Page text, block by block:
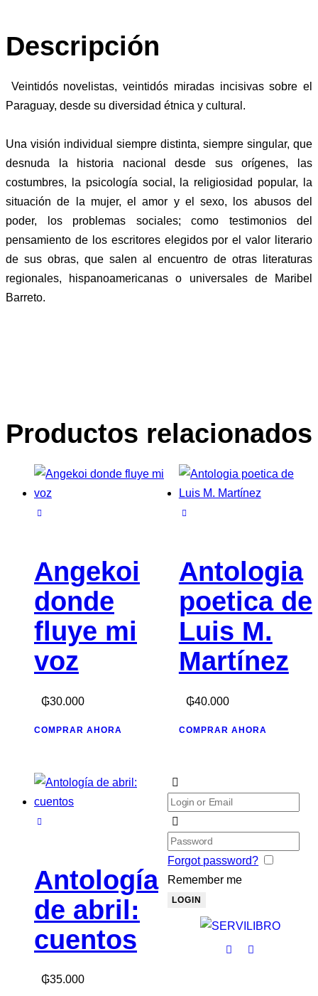
Descripción
Veintidós novelistas, veintidós miradas incisivas sobre el
Paraguay, desde su diversidad étnica y cultural.
Una visión individual siempre distinta, siempre singular, que
desnuda la historia nacional desde sus orígenes, las
costumbres, la psicología social, la religiosidad popular, la
situación de la mujer, el amor y el sexo, los abusos del
poder, los problemas sociales; como testimonios del
pensamiento de los escritores elegidos por el valor literario
de sus obras, que salen al encuentro de otras literaturas
regionales, hispanoamericanas o universales de Maribel
Barreto.
Productos relacionados
Angekoi
donde
fluye mi
voz
₲30.000
COMPRAR AHORA
Antologia
poetica de
Luis M.
Martínez
₲40.000
COMPRAR AHORA
Antología
de abril:
cuentos
₲35.000
Forgot password?
Remember me